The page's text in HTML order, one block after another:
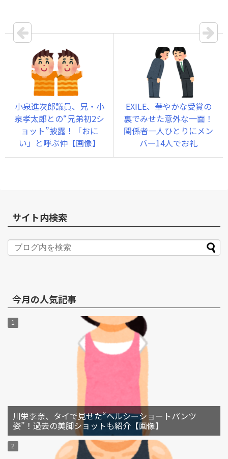
小泉進次郎議員、兄・小
泉孝太郎との“兄弟初2シ
ョット”披露！「おに
い」と呼ぶ仲【画像】
EXILE、華やかな受賞の
裏でみせた意外な一面！
関係者一人ひとりにメン
バー14人でお礼
サイト内検索
今月の人気記事
川栄李奈、タイで見せた“ヘルシーショートパンツ
姿”！過去の美脚ショットも紹介【画像】